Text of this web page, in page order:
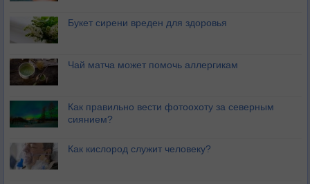
Букет сирени вреден для здоровья
Чай матча может помочь аллергикам
Как правильно вести фотоохоту за северным
сиянием?
Как кислород служит человеку?